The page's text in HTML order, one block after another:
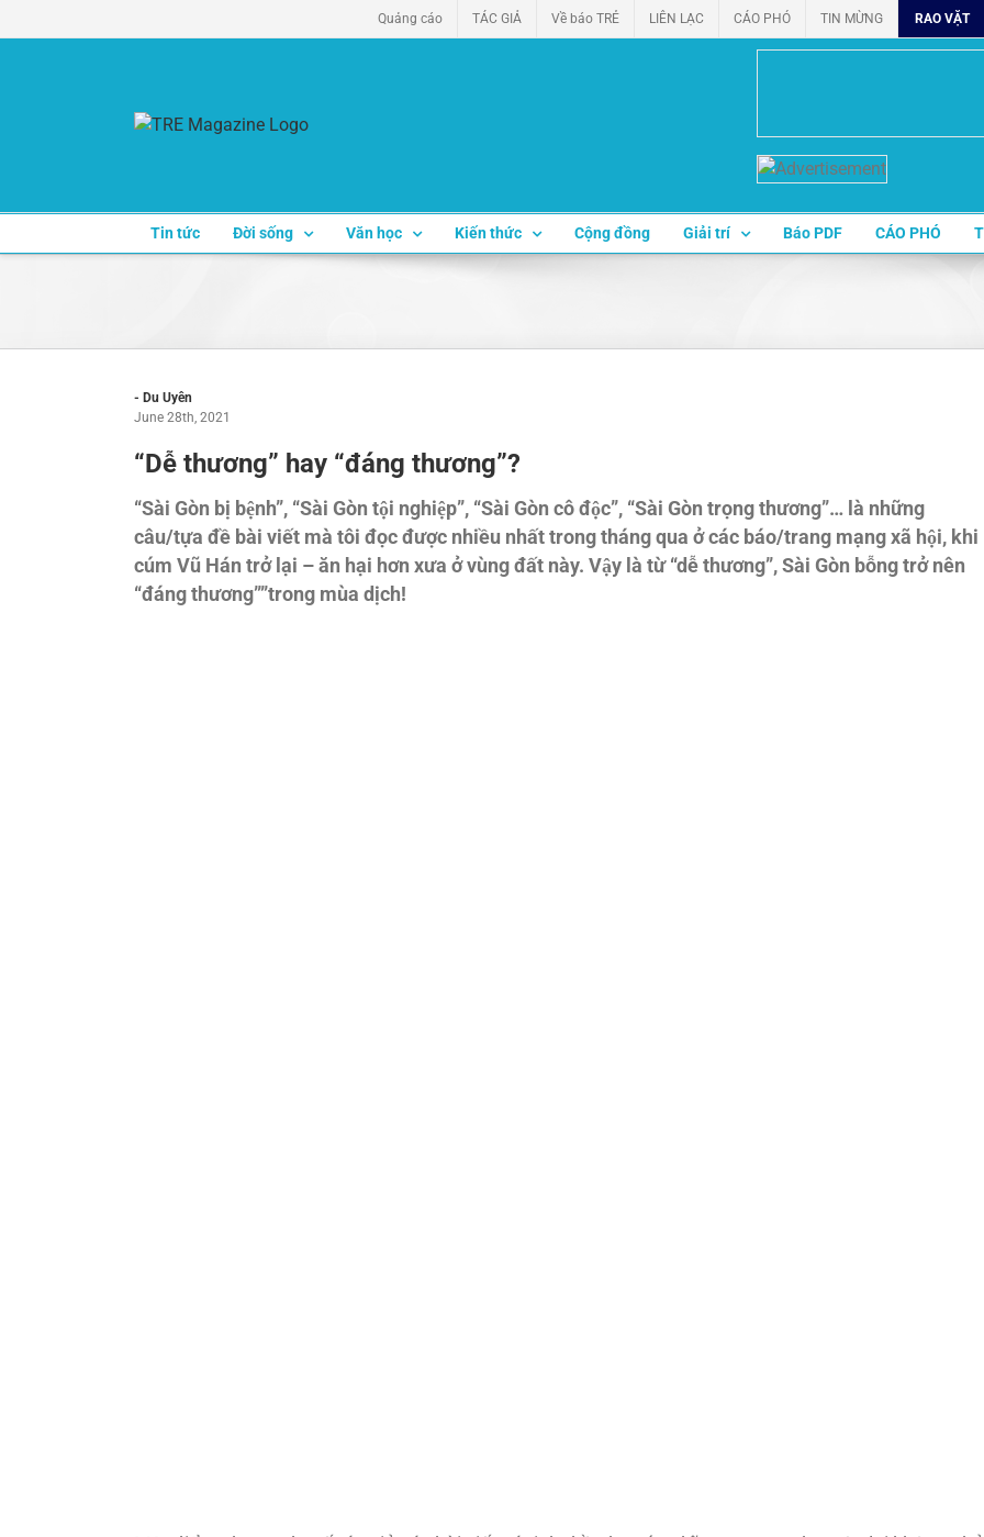
to
Quảng cáo TÁC GIẢ Về báo TRẺ LIÊN LẠC CÁO PHÓ TIN MỪNG RAO VẶT
Tin tức Đời sống Văn học Kiến thức Cộng đồng Giải trí Báo PDF CÁO PHÓ
- Du Uyên
June 28th, 2021
“Dễ thương” hay “đáng thương”?
“Sài Gòn bị bệnh”, “Sài Gòn tội nghiệp”, “Sài Gòn cô độc”, “Sài Gòn trọng thương”… là những
câu/tựa đề bài viết mà tôi đọc được nhiều nhất trong tháng qua ở các báo/trang mạng xã hội, khi
cúm Vũ Hán trở lại – ăn hại hơn xưa ở vùng đất này. Vậy là từ “dễ thương”, Sài Gòn bỗng trở nên
“đáng thương””trong mùa dịch!